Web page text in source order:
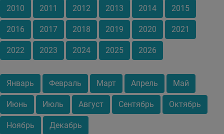
2010 2011 2012 2013 2014 2015
2016 2017 2018 2019 2020 2021
2022 2023 2024 2025 2026
Январь Февраль Март Апрель Май
Июнь Июль Август Сентябрь Октябрь
Ноябрь Декабрь